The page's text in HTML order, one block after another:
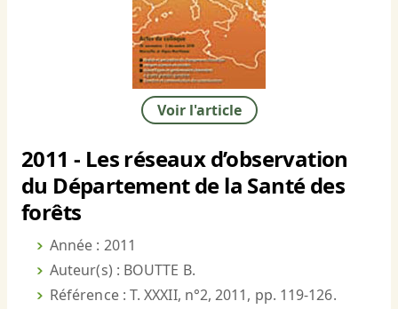
Voir l'article
2011 - Les réseaux d’observation
du Département de la Santé des
forêts
Année : 2011
Auteur(s) : BOUTTE B.
Référence : T. XXXII, n°2, 2011, pp. 119-126.